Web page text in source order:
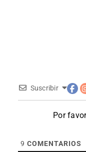
Suscribir
Por
9 COMENTARIOS